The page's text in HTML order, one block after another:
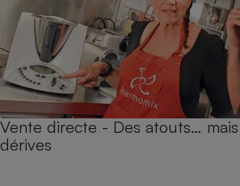
Vente directe - Des atouts…
dérives